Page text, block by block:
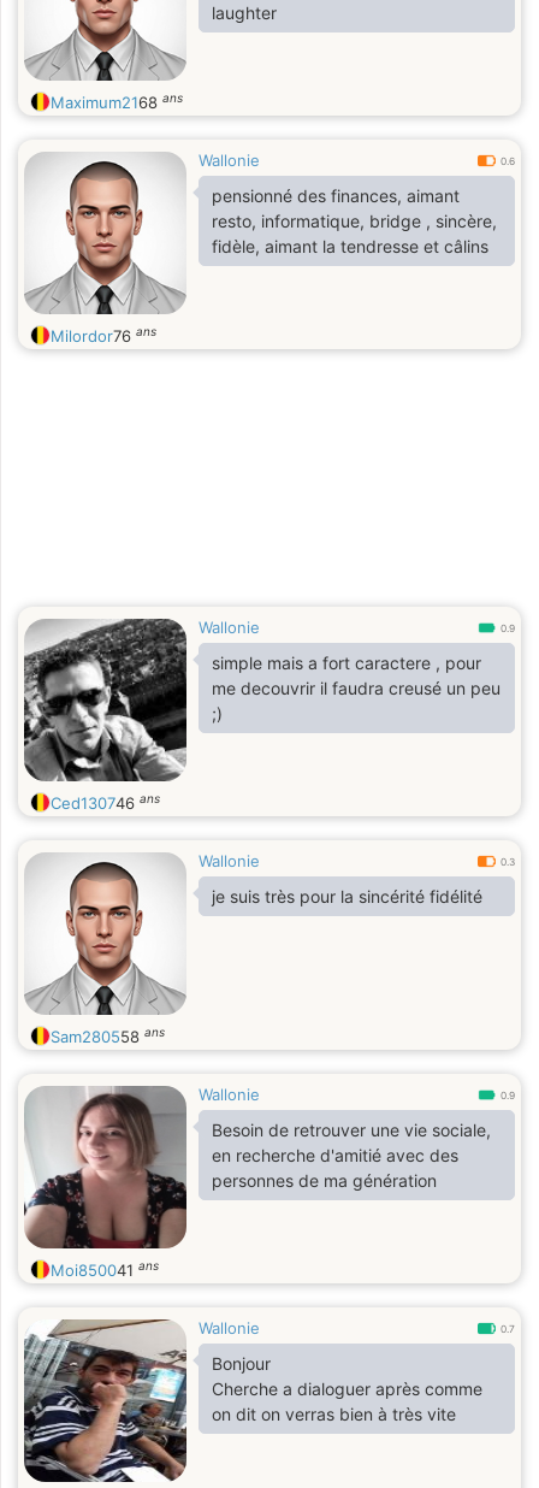
laughter
Maximum2168 ans
Wallonie 0.6
pensionné des finances, aimant
resto, informatique, bridge , sincère,
fidèle, aimant la tendresse et câlins
Milordor76 ans
Wallonie 0.9
simple mais a fort caractere , pour
me decouvrir il faudra creusé un peu
;)
Ced130746 ans
Wallonie 0.3
je suis très pour la sincérité fidélité
Sam280558 ans
Wallonie 0.9
Besoin de retrouver une vie sociale,
en recherche d'amitié avec des
personnes de ma génération
Moi850041 ans
Wallonie 0.7
Bonjour
Cherche a dialoguer après comme
on dit on verras bien à très vite